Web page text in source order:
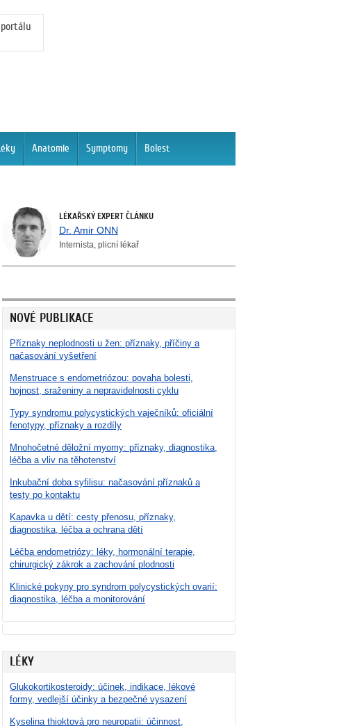
portálu
Anatomie Symptomy Bolest
LÉKAŘSKÝ EXPERT ČLÁNKU
Dr. Amir ONN
Internista, plicní lékař
NOVÉ PUBLIKACE
Příznaky neplodnosti u žen: příznaky, příčiny a
načasování vyšetření
Menstruace s endometriózou: povaha bolesti,
hojnost, sraženiny a nepravidelnosti cyklu
Typy syndromu polycystických vaječníků: oficiální
fenotypy, příznaky a rozdíly
Mnohočetné děložní myomy: příznaky, diagnostika,
léčba a vliv na těhotenství
Inkubační doba syfilisu: načasování příznaků a
testy po kontaktu
Kapavka u dětí: cesty přenosu, příznaky,
diagnostika, léčba a ochrana dětí
Léčba endometriózy: léky, hormonální terapie,
chirurgický zákrok a zachování plodnosti
Klinické pokyny pro syndrom polycystických ovarií:
diagnostika, léčba a monitorování
LÉKY
Glukokortikosteroidy: účinek, indikace, lékové
formy, vedlejší účinky a bezpečné vysazení
Kyselina thioktová pro neuropatii: účinnost,